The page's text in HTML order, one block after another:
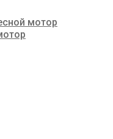
мотор